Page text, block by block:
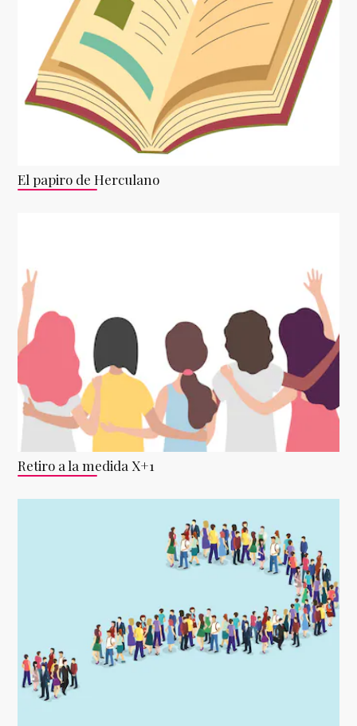
El papiro de Herculano
Retiro a la medida X+1